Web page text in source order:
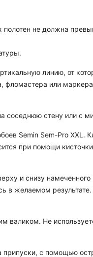
не должна
линию, от
или
соседнюю стену или
Semin Sem-Pro XXL.
при помощи
и снизу
в желаемом
валиком. Не
с помощью